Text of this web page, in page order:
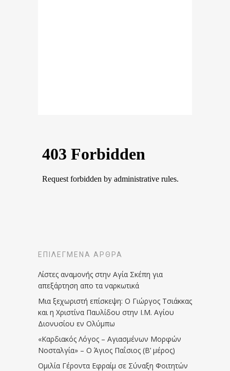
ΕΠΙΛΕΓΜΈΝΑ ΆΡΘΡΑ
Λίστες αναμονής στην Αγία Σκέπη για
απεξάρτηση απο τα ναρκωτικά
Μια ξεχωριστή επίσκεψη: Ο Γιώργος Τσιάκκας
και η Χριστίνα Παυλίδου στην Ι.Μ. Αγίου
Διονυσίου εν Ολύμπω
«Καρδιακός Λόγος – Αγιασμένων Μορφών
Νοσταλγία» – Ο Άγιος Παΐσιος (Β’ μέρος)
Ομιλία Γέροντα Εφραίμ σε Σύναξη Φοιτητών